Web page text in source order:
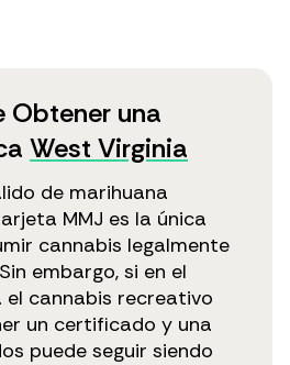
Obtener una
West Virginia
de marihuana
MMJ es la única
cannabis legalmente
embargo, si en el
cannabis recreativo
un certificado y una
puede seguir siendo